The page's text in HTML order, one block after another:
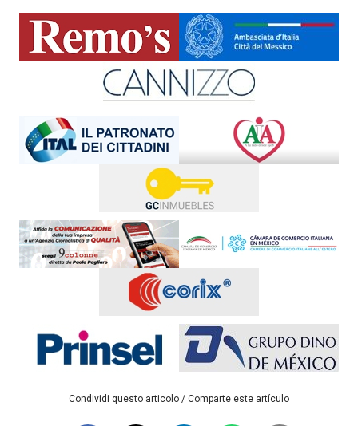
Condividi questo articolo / Comparte este artículo